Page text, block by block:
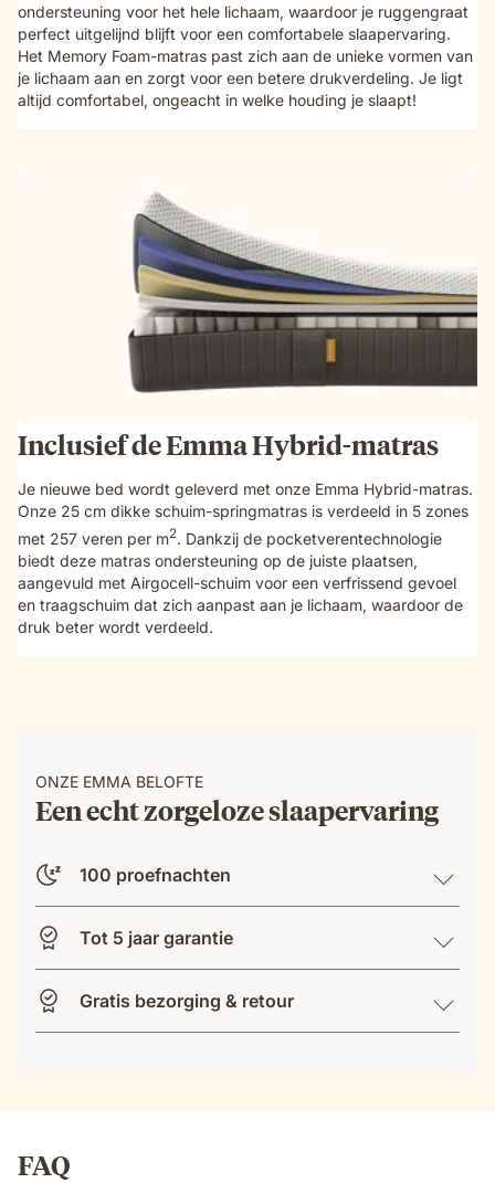
ondersteuning voor het hele lichaam, waardoor je ruggengraat
perfect uitgelijnd blijft voor een comfortabele slaapervaring.
Het Memory Foam-matras past zich aan de unieke vormen van
je lichaam aan en zorgt voor een betere drukverdeling. Je ligt
altijd comfortabel, ongeacht in welke houding je slaapt!
Inclusief de Emma Hybrid-matras
Je nieuwe bed wordt geleverd met onze Emma Hybrid-matras.
Onze 25 cm dikke schuim-springmatras is verdeeld in 5 zones
met 257 veren per m2. Dankzij de pocketverentechnologie
biedt deze matras ondersteuning op de juiste plaatsen,
aangevuld met Airgocell-schuim voor een verfrissend gevoel
en traagschuim dat zich aanpast aan je lichaam, waardoor de
druk beter wordt verdeeld.
ONZE EMMA BELOFTE
Een echt zorgeloze slaapervaring
100 proefnachten
Tot 5 jaar garantie
Gratis bezorging & retour
FAQ